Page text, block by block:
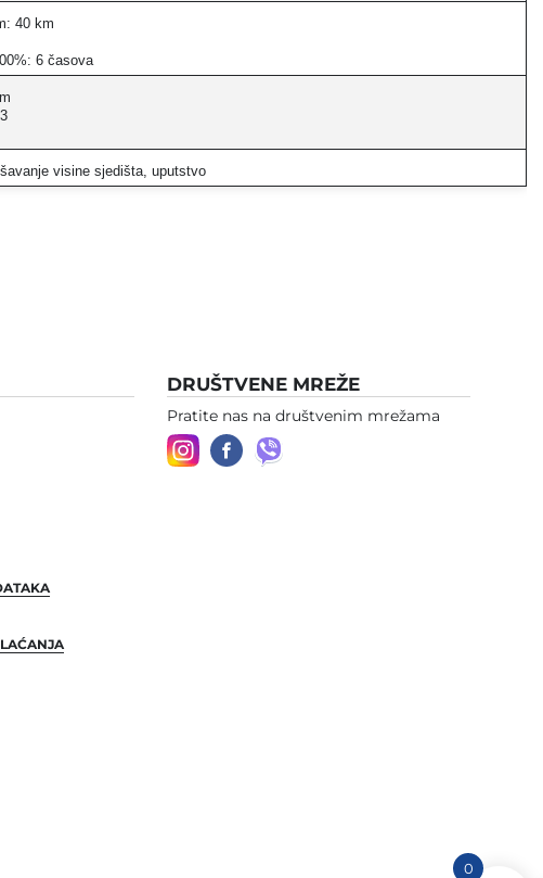
40 km
6 časova
visine sjedišta, uputstvo
DRUŠTVENE MREŽE
Pratite nas na društvenim mrežama
0